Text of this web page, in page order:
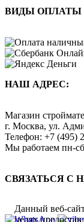
ВИДЫ ОПЛАТЫ
НАШ АДРЕС:
Магазин
г. Москва, ул.
Телефон: +7 (495)
Мы работаем пн-
СВЯЗАТЬСЯ С
Данный веб-
целях